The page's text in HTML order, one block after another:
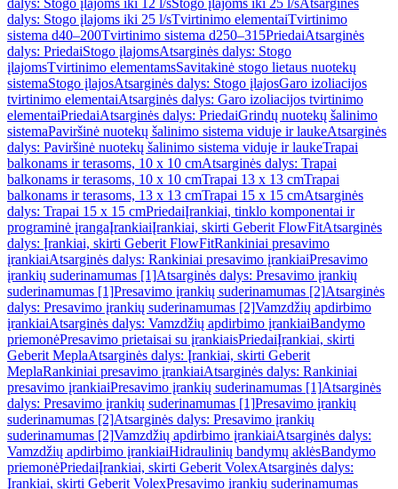
dalys: Stogo įlajoms iki 12 l/sStogo įlajoms iki 25 l/sAtsarginės
dalys: Stogo įlajoms iki 25 l/sTvirtinimo elementaiTvirtinimo
sistema d40–200Tvirtinimo sistema d250–315PriedaiAtsarginės
dalys: PriedaiStogo įlajomsAtsarginės dalys: Stogo
įlajomsTvirtinimo elementamsSavitakinė stogo lietaus nuotekų
sistemaStogo įlajosAtsarginės dalys: Stogo įlajosGaro izoliacijos
tvirtinimo elementaiAtsarginės dalys: Garo izoliacijos tvirtinimo
elementaiPriedaiAtsarginės dalys: PriedaiGrindų nuotekų šalinimo
sistemaPaviršinė nuotekų šalinimo sistema viduje ir laukeAtsarginės
dalys: Paviršinė nuotekų šalinimo sistema viduje ir laukeTrapai
balkonams ir terasoms, 10 x 10 cmAtsarginės dalys: Trapai
balkonams ir terasoms, 10 x 10 cmTrapai 13 x 13 cmTrapai
balkonams ir terasoms, 13 x 13 cmTrapai 15 x 15 cmAtsarginės
dalys: Trapai 15 x 15 cmPriedaiĮrankiai, tinklo komponentai ir
programinė įrangaĮrankiaiĮrankiai, skirti Geberit FlowFitAtsarginės
dalys: Įrankiai, skirti Geberit FlowFitRankiniai presavimo
įrankiaiAtsarginės dalys: Rankiniai presavimo įrankiaiPresavimo
įrankių suderinamumas [1]Atsarginės dalys: Presavimo įrankių
suderinamumas [1]Presavimo įrankių suderinamumas [2]Atsarginės
dalys: Presavimo įrankių suderinamumas [2]Vamzdžių apdirbimo
įrankiaiAtsarginės dalys: Vamzdžių apdirbimo įrankiaiBandymo
priemonėPresavimo prietaisai su įrankiaisPriedaiĮrankiai, skirti
Geberit MeplaAtsarginės dalys: Įrankiai, skirti Geberit
MeplaRankiniai presavimo įrankiaiAtsarginės dalys: Rankiniai
presavimo įrankiaiPresavimo įrankių suderinamumas [1]Atsarginės
dalys: Presavimo įrankių suderinamumas [1]Presavimo įrankių
suderinamumas [2]Atsarginės dalys: Presavimo įrankių
suderinamumas [2]Vamzdžių apdirbimo įrankiaiAtsarginės dalys:
Vamzdžių apdirbimo įrankiaiHidraulinių bandymų aklėsBandymo
priemonėPriedaiĮrankiai, skirti Geberit VolexAtsarginės dalys:
Įrankiai, skirti Geberit VolexPresavimo įrankių suderinamumas